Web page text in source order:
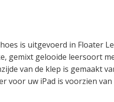
is uitgevoerd in Floater
gemixt gelooide leersoort
van de klep is gemaakt
voor uw iPad is voorzien